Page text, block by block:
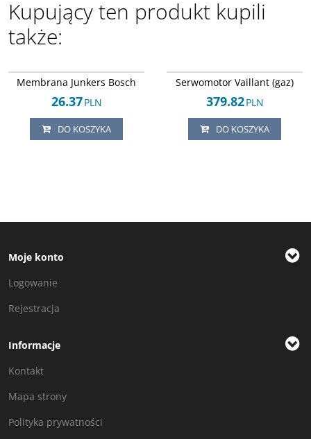
Kupujący ten produkt kupili
także:
Membrana Junkers Bosch
26.37PLN
DO KOSZYKA
Serwomotor Vaillant (gaz)
379.82PLN
DO KOSZYKA
Moje konto
Logowanie
Rejestracja
Informacje
Kontakt
Mapa strony
Polityka prywatności